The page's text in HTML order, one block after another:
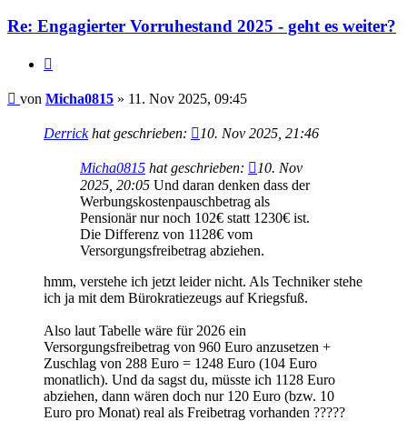
Re: Engagierter Vorruhestand 2025 - geht es weiter?
Beitrag
von Micha0815 » 11. Nov 2025, 09:45
Derrickhat geschrieben: 10. Nov 2025, 21:46
Micha0815 hat geschrieben:
10. Nov
2025, 20:05 Und daran denken dass der
Werbungskostenpauschbetrag als
Pensionär nur noch 102€ statt 1230€ ist.
Die Differenz von 1128€ vom
Versorgungsfreibetrag abziehen.
hmm, verstehe ich jetzt leider nicht. Als Techniker stehe
ich ja mit dem Bürokratiezeugs auf Kriegsfuß.
Also laut Tabelle wäre für 2026 ein
Versorgungsfreibetrag von 960 Euro anzusetzen +
Zuschlag von 288 Euro = 1248 Euro (104 Euro
monatlich). Und da sagst du, müsste ich 1128 Euro
abziehen, dann wären doch nur 120 Euro (bzw. 10
Euro pro Monat) real als Freibetrag vorhanden ?????